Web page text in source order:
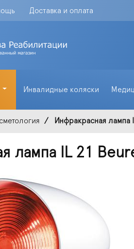
Доставка и оплата
Инвалидные коляски
Инфракрасная лампа
лампа IL 21